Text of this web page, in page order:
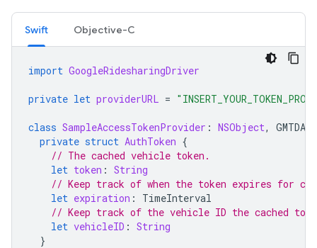
Swift Objective-C
import GoogleRidesharingDriver
private let providerURL =
class SampleAccessTokenProvider : NSObject,
private struct AuthToken {
// The cached vehicle token.
let token : String
// Keep track of when the token expires for
let expiration :
TimeInterval
// Keep track of the vehicle ID the cached
let vehicleID : String
}